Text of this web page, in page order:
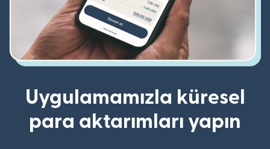
Uygulamamızla küresel
para aktarımları yapın